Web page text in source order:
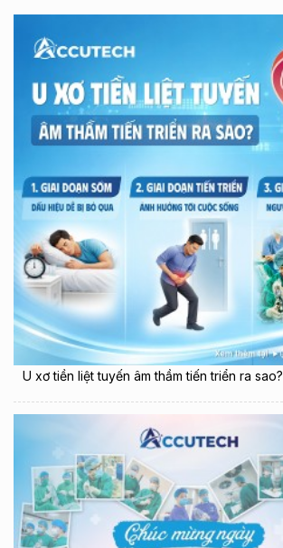
U xơ tiền liệt tuyến âm thầm tiến triển ra sao?